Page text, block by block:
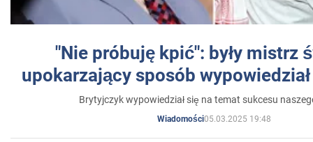
"Nie próbuję kpić": były mistrz
upokarzający sposób
Brytyjczyk wypowiedział się na temat sukcesu
Wiadomości05.03.2025 19:48